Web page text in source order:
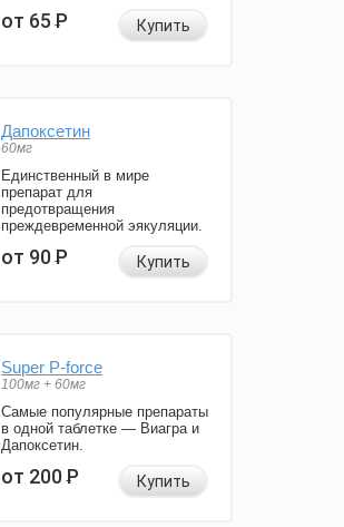
от 65Р Купить
Дапоксетин
60мг
Единственный в мире
препарат для
предотвращения
преждевременной эякуляции.
от 90Р Купить
Super P-force
100мг + 60мг
Самые популярные препараты
в одной таблетке — Виагра и
Дапоксетин.
от 200Р Купить